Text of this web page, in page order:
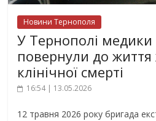
Новини Тернополя
У Тернополі медики
повернули до життя
клінічної смерті
16:54 | 13.05.2026
12 травня 2026 року бригада